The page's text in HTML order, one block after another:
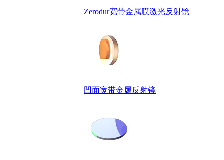
Zerodur宽带金属膜激光反射镜
凹面宽带金属反射镜